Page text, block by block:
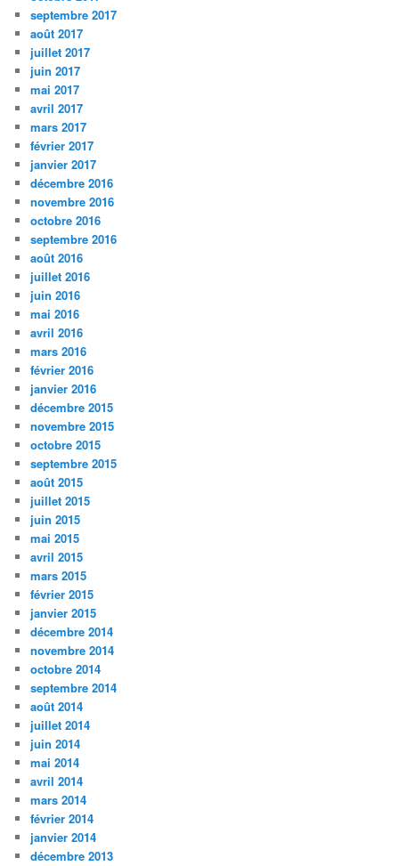
septembre 2017
août 2017
juillet 2017
juin 2017
mai 2017
avril 2017
mars 2017
février 2017
janvier 2017
décembre 2016
novembre 2016
octobre 2016
septembre 2016
août 2016
juillet 2016
juin 2016
mai 2016
avril 2016
mars 2016
février 2016
janvier 2016
décembre 2015
novembre 2015
octobre 2015
septembre 2015
août 2015
juillet 2015
juin 2015
mai 2015
avril 2015
mars 2015
février 2015
janvier 2015
décembre 2014
novembre 2014
octobre 2014
septembre 2014
août 2014
juillet 2014
juin 2014
mai 2014
avril 2014
mars 2014
février 2014
janvier 2014
décembre 2013